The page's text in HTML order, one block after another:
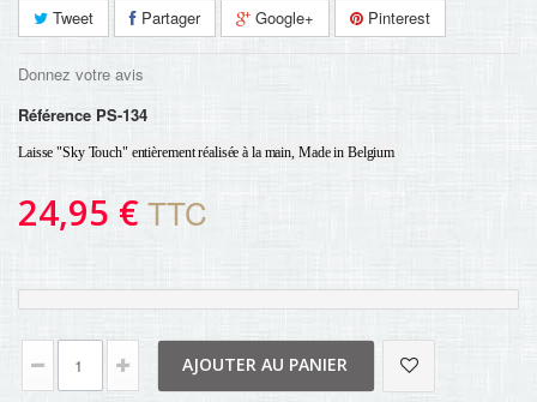
Tweet Partager Google+ Pinterest
Donnez votre avis
Référence PS-134
Laisse "Sky Touch" entièrement réalisée à la main, Made in Belgium
24,95 € TTC
AJOUTER AU PANIER